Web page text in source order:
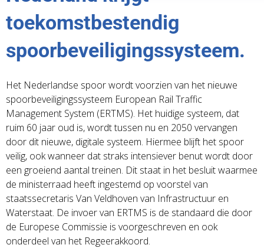
toekomstbestendig
spoorbeveiligingssysteem.
Het Nederlandse spoor wordt voorzien van het nieuwe
spoorbeveiligingssysteem European Rail Traffic
Management System (ERTMS). Het huidige systeem, dat
ruim 60 jaar oud is, wordt tussen nu en 2050 vervangen
door dit nieuwe, digitale systeem. Hiermee blijft het spoor
veilig, ook wanneer dat straks intensiever benut wordt door
een groeiend aantal treinen. Dit staat in het besluit waarmee
de ministerraad heeft ingestemd op voorstel van
staatssecretaris Van Veldhoven van Infrastructuur en
Waterstaat. De invoer van ERTMS is de standaard die door
de Europese Commissie is voorgeschreven en ook
onderdeel van het Regeerakkoord.